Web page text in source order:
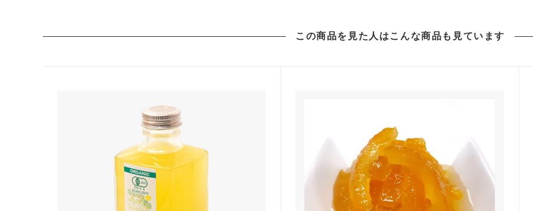
この商品を見た人は こんな商品も見ています